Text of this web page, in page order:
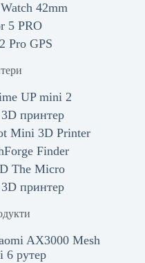
42mm
5 PRO
Pro GPS
UP mini 2
принтер
Mini 3D Printer
Finder
The Micro
принтер
AX3000 Mesh
6 рутер